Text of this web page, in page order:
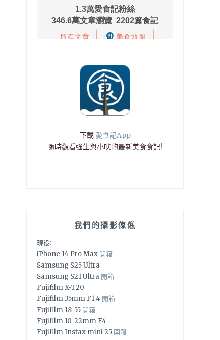
下載 愛食記App
隨時觀看強生與小吠的最新美食食記!
我們的攝影傢俬
現役:
iPhone 14 Pro Max 開箱
Samsung S25 Ultra
Samsung S21 Ultra 開箱
Fujifilm X-T20
Fujifilm 35mm F1.4 開箱
Fujifilm 18-55 開箱
Fujifilm 10-22mm F4
Fujifilm Instax mini 25 開箱